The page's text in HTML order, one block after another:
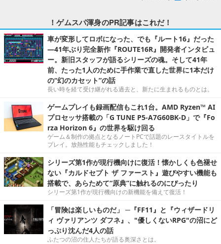
！ゲムスパ渾身のPR記事はこれだ！
車が変形してロボになった、でも『ルート16』だった
―41年ぶり完全新作『ROUTE16R』開発者インタビュ
ー。新旧スタッフが語るシリーズの魂。そして41年
前、たった1人のために手作業で直した世界に1本だけ
の“幻のカセット”の話
長い時を経て受け継がれる過去と、新たに生まれるものとは。
ゲームプレイも録画配信もこれ1台。AMD Ryzen™ AI
プロセッサ搭載の「G TUNE P5-A7G60BK-D」で『Fo
rza Horizon 6』の世界を駆け回る
ゲーム＆制作の拠点となるノートPCで話題のレースタイトルを
プレイ。放熱性能もチェックしました！
シリーズ第1作が現行機向けに復活！懐かしくも色褪せ
ない『カルドセプト ザ ファースト』遊びやすい機能も
搭載で、あらためて“原典”に触れるのにぴったり
シリーズ第1作が現行機向けの新機能を備えて復活！
「冒険は楽しいものだ」 ─『FF11』と『ウィザードリ
ィ ヴァリアンツ ダフネ』、"優しくないRPG"の沼にど
っぷり沈んだ4人の話
ふたつの沼の住人たちが語る奥深さとは。